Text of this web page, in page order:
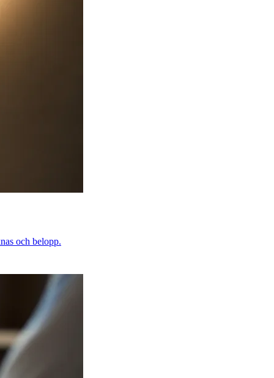
och belopp.